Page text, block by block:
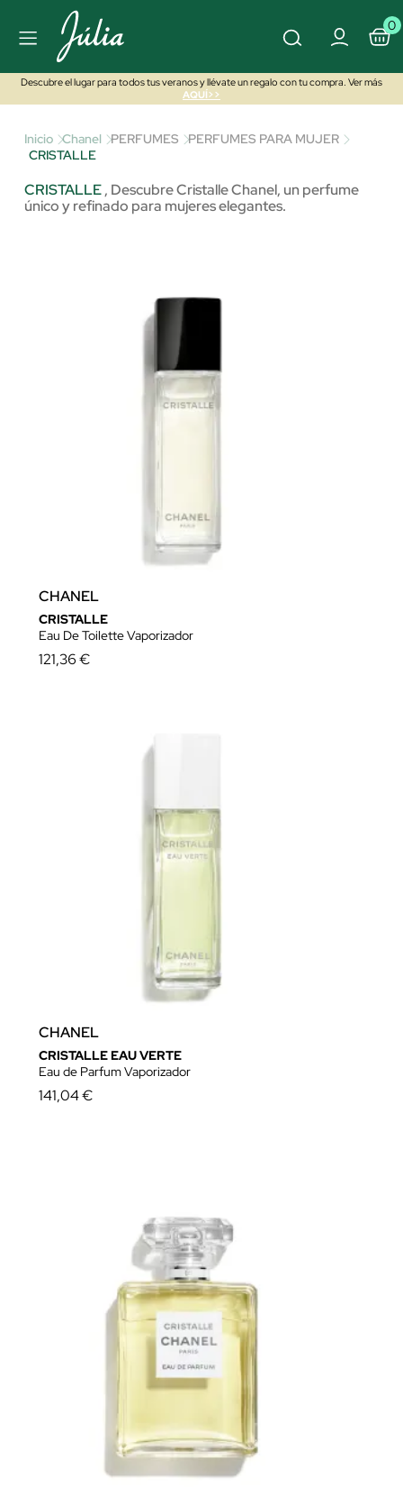
0
Descubre el lugar para todos tus veranos y llévate un regalo con tu compra. Ver más
AQUÍ>>
Inicio Chanel PERFUMES
PERFUMES PARA MUJER
CRISTALLE
CRISTALLE, Descubre Cristalle Chanel, un perfume
único y refinado para mujeres elegantes.
CHANEL
CRISTALLE
Eau De Toilette Vaporizador
121,36 €
CHANEL
CRISTALLE EAU VERTE
Eau de Parfum Vaporizador
141,04 €